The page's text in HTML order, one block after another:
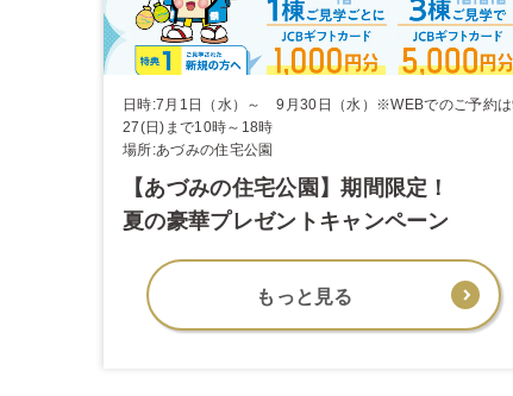
日時:7月1日（水）～ 9月30日（水）※WEBでのご予約
27(日)まで10時～18時
場所:あづみの住宅公園
【あづみの住宅公園】期間限定！
夏の豪華プレゼントキャンペーン
もっと見る